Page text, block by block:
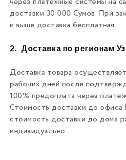
через платежные системы на
доставки 30 000 Сумов. При
и выше доставка бесплатная.
2. Доставка по регионам
Доставка товара
рабочих дней после
100% предоплата через
Стоимость доставки до офиса
стоимость доставки до дома
индивидуально.